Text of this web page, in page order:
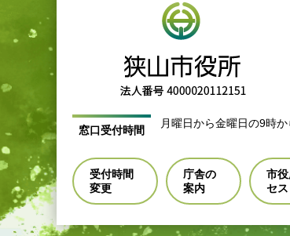
窓口受付時間
月曜日から金曜日の9時
受付時間
変更
庁舎の
案内
市
セス